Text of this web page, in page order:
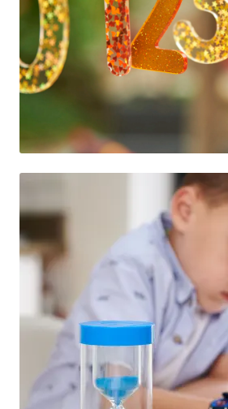
KONTORMØBLER OG INNREDNING
OUTLET & GJENBRUK
BARNEHAGE OG SKOLE
Park og anlegg/Byutvikling
KJØPESENTER
Borettslag
Entreprenører